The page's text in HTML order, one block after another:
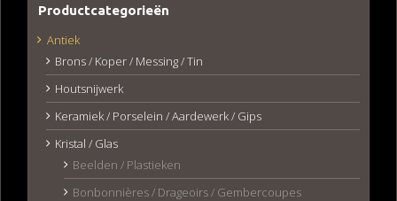
Productcategorieën
Antiek
Brons / Koper / Messing / Tin
Houtsnijwerk
Keramiek / Porselein / Aardewerk / Gips
Kristal / Glas
Beelden / Plastieken
Bonbonnières / Drageoirs / Gembercoupes